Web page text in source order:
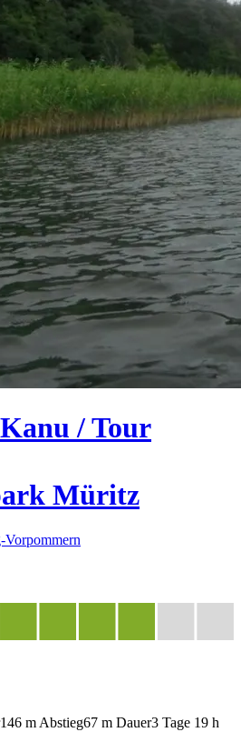
/ Tour
Müritz
Vorpommern
146 m Abstieg67 m Dauer3 Tage 19 h